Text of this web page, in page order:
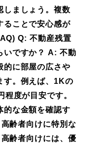
しましょう。複数
ることで安心感が
Q: 不動産残置
いですか？ A: 不動
的に部屋の広さや
す。例えば、1Kの
度が目安です。
的な金額を確認す
齢者向けに特別な
齢者向けには、優